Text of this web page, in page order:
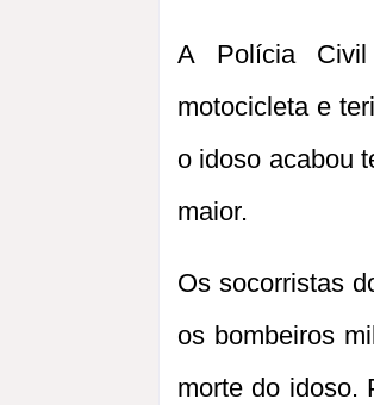
A Polícia
motocicleta e
o idoso acabou
maior.
Os socorristas
os bombeiros
morte do idoso.